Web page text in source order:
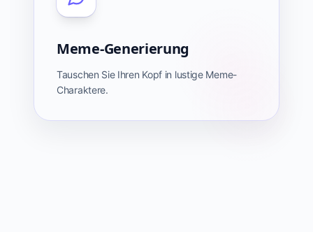
Meme-Generierung
Tauschen Sie Ihren Kopf in lustige Meme-
Charaktere.